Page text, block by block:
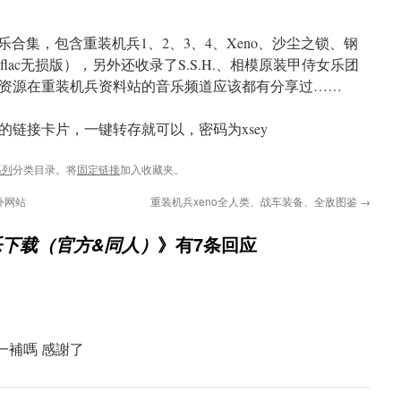
合集，包含重装机兵1、2、3、4、Xeno、沙尘之锁、钢
无损版），另外还收录了S.S.H.、相模原装甲侍女乐团
源在重装机兵资料站的音乐频道应该都有分享过……
链接卡片，一键转存就可以，密码为xsey
分类目录。将固定链接加入收藏夹。
网站 重装机兵xeno全人类、战车装备、全敌图鉴 →
载（官方&同人） 》有7条回应
補嗎 感謝了